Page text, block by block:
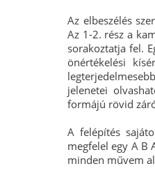
Az elbeszélés
Az 1-2. rész a
sorakoztatja fel.
önértékelési
jelenetei
formájú rövid
A felépítés
megfelel egy A B
minden művem